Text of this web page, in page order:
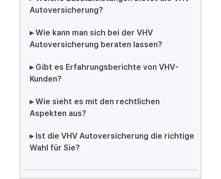
Autoversicherung?
▸ Wie kann man sich bei der VHV
Autoversicherung beraten lassen?
▸ Gibt es Erfahrungsberichte von VHV-
Kunden?
▸ Wie sieht es mit den rechtlichen
Aspekten aus?
▸ Ist die VHV Autoversicherung die richtige
Wahl für Sie?